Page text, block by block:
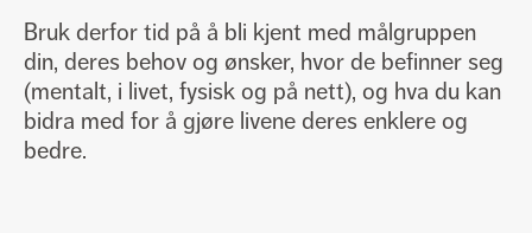
Bruk derfor tid på å bli kjent med målgruppen
din, deres behov og ønsker, hvor de befinner seg
(mentalt, i livet, fysisk og på nett), og hva du kan
bidra med for å gjøre livene deres enklere og
bedre.